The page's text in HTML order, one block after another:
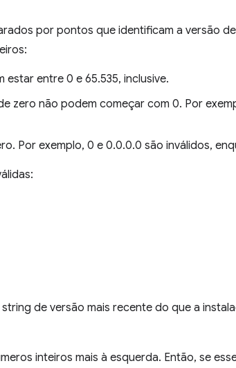
por pontos que identificam a versão
estar entre 0 e 65.535, inclusive.
zero não podem começar com 0. Por
Por exemplo, 0 e 0.0.0.0 são inválidos,
de versão mais recente do que a
inteiros mais à esquerda. Então, se